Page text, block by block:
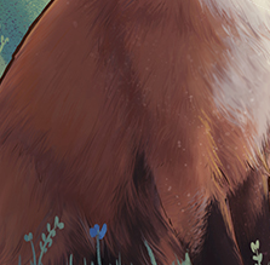
Claire Murigneux
Illustratrice